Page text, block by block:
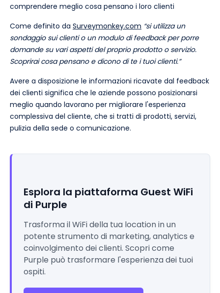
comprendere meglio cosa pensano i loro clienti
Come definito da Surveymonkey.com “si utilizza un
sondaggio sui clienti o un modulo di feedback per porre
domande su vari aspetti del proprio prodotto o servizio.
Scoprirai cosa pensano e dicono di te i tuoi clienti.”
Avere a disposizione le informazioni ricavate dal feedback
dei clienti significa che le aziende possono posizionarsi
meglio quando lavorano per migliorare l'esperienza
complessiva del cliente, che si tratti di prodotti, servizi,
pulizia della sede o comunicazione.
Esplora la piattaforma Guest WiFi
di Purple
Trasforma il WiFi della tua location in un
potente strumento di marketing, analytics e
coinvolgimento dei clienti. Scopri come
Purple può trasformare l'esperienza dei tuoi
ospiti.